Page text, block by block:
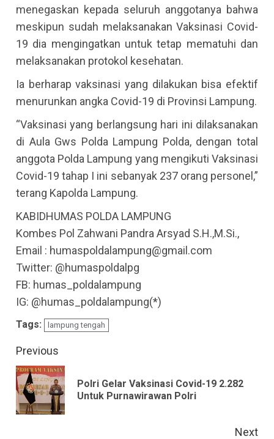
menegaskan kepada seluruh anggotanya bahwa
meskipun sudah melaksanakan Vaksinasi Covid-
19 dia mengingatkan untuk tetap mematuhi dan
melaksanakan protokol kesehatan.
Ia berharap vaksinasi yang dilakukan bisa efektif
menurunkan angka Covid-19 di Provinsi Lampung.
“Vaksinasi yang berlangsung hari ini dilaksanakan
di Aula Gws Polda Lampung Polda, dengan total
anggota Polda Lampung yang mengikuti Vaksinasi
Covid-19 tahap I ini sebanyak 237 orang personel,”
terang Kapolda Lampung.
KABIDHUMAS POLDA LAMPUNG
Kombes Pol Zahwani Pandra Arsyad S.H.,M.Si.,
Email : humaspoldalampung@gmail.com
Twitter: @humaspoldalpg
FB: humas_poldalampung
IG: @humas_poldalampung(*)
Tags: lampung tengah
Continue
Reading
Previous
Polri Gelar Vaksinasi Covid-19 2.282
Untuk Purnawirawan Polri
Next